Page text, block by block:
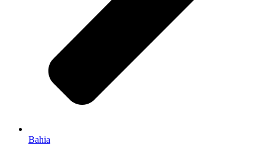
Bahia